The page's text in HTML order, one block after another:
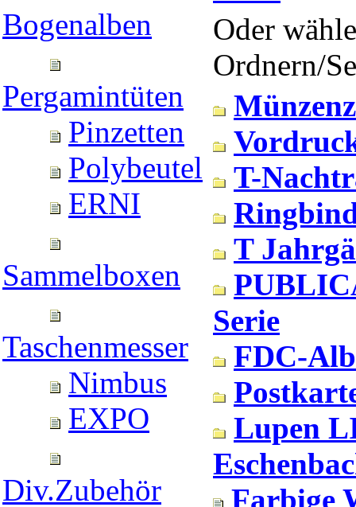
Bogenalben
Pergamintüten
Pinzetten
Polybeutel
ERNI
Sammelboxen
Taschenmesser
Nimbus
EXPO
Div.Zubehör
Oder
Ordnern/
T-
T
Serie
FDC-
Lupen
Farbige